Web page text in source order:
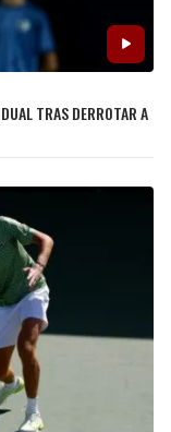
TRAS DERROTAR A